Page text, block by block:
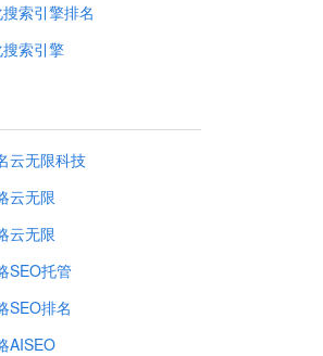
索引擎排名
索引擎
云无限科技
云无限
云无限
SEO托管
SEO排名
AISEO